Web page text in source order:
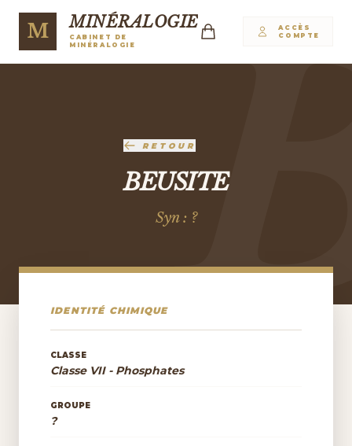
M MINÉRALOGIE
CABINET DE
MINÉRALOGIE
ACCÈS
COMPTE
RETOUR
BEUSITE
Syn : ?
IDENTITÉ CHIMIQUE
CLASSE
Classe VII - Phosphates
GROUPE
?